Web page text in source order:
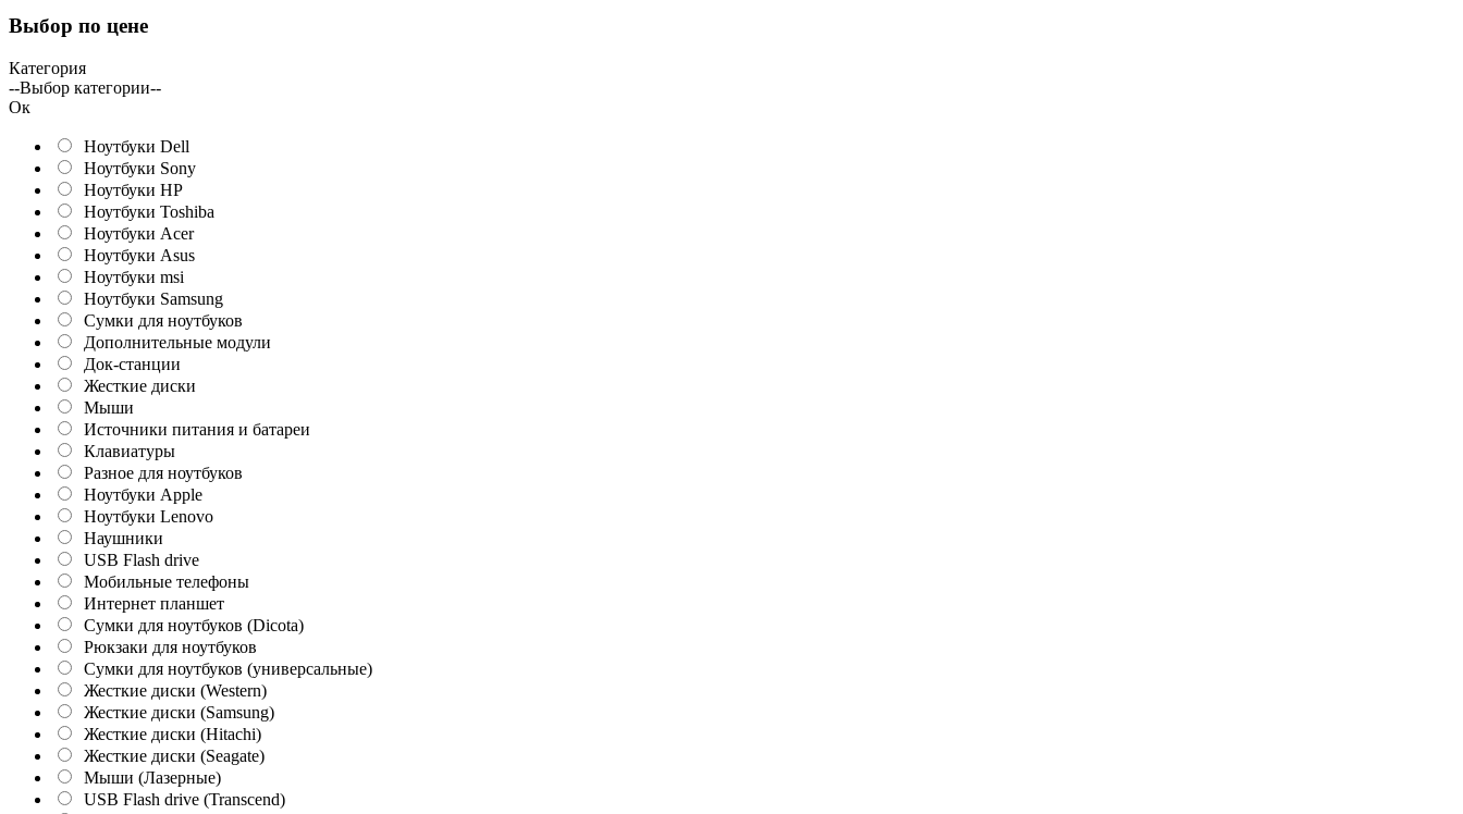
Выбор по цене
Категория
--Выбор категории--
Ок
Ноутбуки Dell
Ноутбуки Sony
Ноутбуки HP
Ноутбуки Toshiba
Ноутбуки Acer
Ноутбуки Asus
Ноутбуки msi
Ноутбуки Samsung
Сумки для ноутбуков
Дополнительные модули
Док-станции
Жесткие диски
Мыши
Источники питания и батареи
Клавиатуры
Разное для ноутбуков
Ноутбуки Apple
Ноутбуки Lenovo
Наушники
USB Flash drive
Мобильные телефоны
Интернет планшет
Сумки для ноутбуков (Dicota)
Рюкзаки для ноутбуков
Сумки для ноутбуков (универсальные)
Жесткие диски (Western)
Жесткие диски (Samsung)
Жесткие диски (Hitachi)
Жесткие диски (Seagate)
Мыши (Лазерные)
USB Flash drive (Transcend)